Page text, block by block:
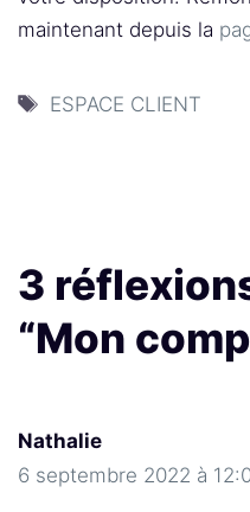
maintenant depuis la
Étiquettes
ESPACE CLIENT
3
“Mon
Nathalie
6 septembre 2022 à